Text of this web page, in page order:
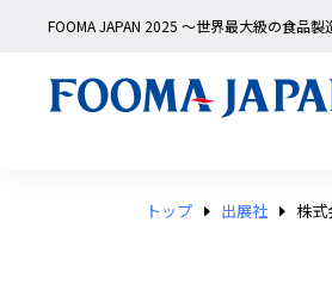
FOOMA JAPAN 2025 〜世界最大級の食品
トップ 出展社 株式